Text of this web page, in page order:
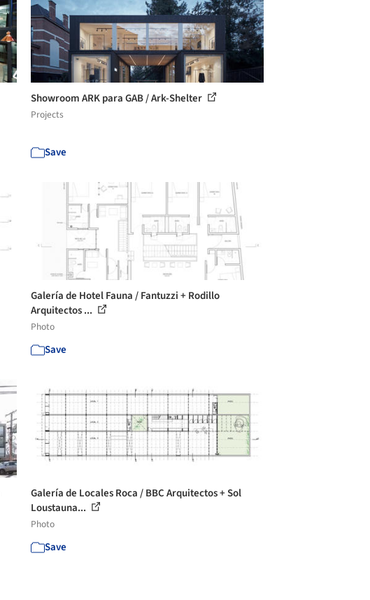
Showroom ARK para GAB / Ark-Shelter
Projects
Save
Galería de Hotel Fauna / Fantuzzi + Rodillo
Arquitectos ...
Photo
Save
Galería de Locales Roca / BBC Arquitectos + Sol
Loustauna...
Photo
Save